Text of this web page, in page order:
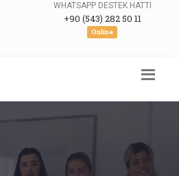
WHATSAPP DESTEK HATTI
+90 (543) 282 50 11
Online